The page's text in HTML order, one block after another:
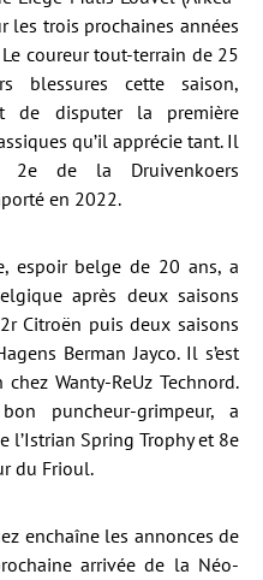
les trois prochaines années
coureur tout-terrain de 25
blessures cette saison,
de disputer la première
qu’il apprécie tant. Il
2e de la Druivenkoers
en 2022.
espoir belge de 20 ans, a
après deux saisons
Citroën puis deux saisons
Berman Jayco. Il s’est
Wanty-ReUz Technord.
puncheur-grimpeur, a
l’Istrian Spring Trophy et 8e
du Frioul.
enchaîne les annonces de
arrivée de la Néo-